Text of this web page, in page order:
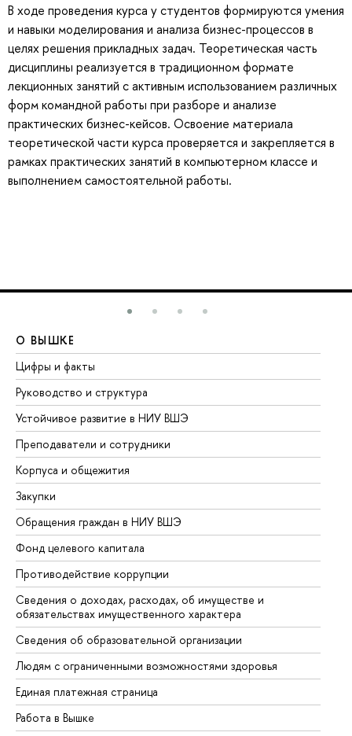
В ходе проведения курса у студентов формируются умения
и навыки моделирования и анализа бизнес-процессов в
целях решения прикладных задач. Теоретическая часть
дисциплины реализуется в традиционном формате
лекционных занятий с активным использованием различных
форм командной работы при разборе и анализе
практических бизнес-кейсов. Освоение материала
теоретической части курса проверяется и закрепляется в
рамках практических занятий в компьютерном классе и
выполнением самостоятельной работы.
О ВЫШКЕ
Цифры и факты
Руководство и структура
Устойчивое развитие в НИУ ВШЭ
Преподаватели и сотрудники
Корпуса и общежития
Закупки
Обращения граждан в НИУ ВШЭ
Фонд целевого капитала
Противодействие коррупции
Сведения о доходах, расходах, об имуществе и
обязательствах имущественного характера
Сведения об образовательной организации
Людям с ограниченными возможностями здоровья
Единая платежная страница
Работа в Вышке